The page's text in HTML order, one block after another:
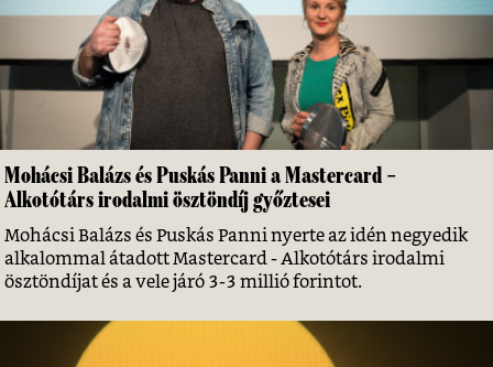
Mohácsi Balázs és Puskás Panni a Mastercard –
Alkotótárs irodalmi ösztöndíj győztesei
Mohácsi Balázs és Puskás Panni nyerte az idén negyedik
alkalommal átadott Mastercard - Alkotótárs irodalmi
ösztöndíjat és a vele járó 3-3 millió forintot.